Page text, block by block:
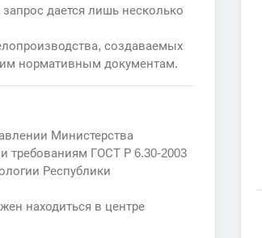
дается лишь несколько
создаваемых
нормативным документам.
Министерства
требованиям ГОСТ Р 6.30-2003
Республики
находиться в центре